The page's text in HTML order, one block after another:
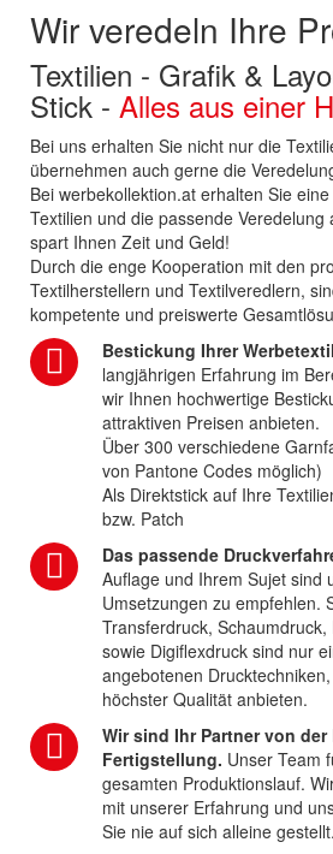
Wir veredeln Ihre
Textilien - Grafik &
Stick - Alles aus einer
Bei uns erhalten Sie nicht nur die
übernehmen auch gerne die
Bei werbekollektion.at erhalten Sie
Textilien und die passende Veredelung
spart Ihnen Zeit und Geld!
Durch die enge Kooperation mit den
Textilherstellern und Textilveredlern,
kompetente und preiswerte
Bestickung Ihrer
langjährigen Erfahrung im
wir Ihnen hochwertige
attraktiven Preisen anbieten.
Über 300 verschiedene
von Pantone Codes möglich)
Als Direktstick auf Ihre
bzw. Patch
Das passende
Auflage und Ihrem Sujet sind
Umsetzungen zu empfehlen.
Transferdruck,
sowie Digiflexdruck sind nur
angebotenen
höchster Qualität anbieten.
Wir sind Ihr Partner von
Fertigstellung. Unser Team
gesamten Produktionslauf.
mit unserer Erfahrung und
Sie nie auf sich alleine gestellt.